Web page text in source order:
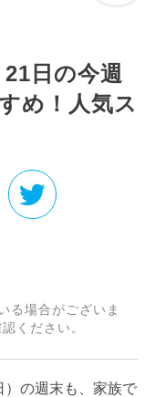
21日の今週
め！人気ス
る場合がございま
ください。
の週末も、家族で